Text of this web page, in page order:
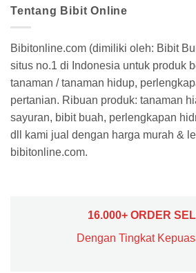
Tentang Bibit Online
Bibitonline.com (dimiliki oleh: Bibit
situs no.1 di Indonesia untuk produk
tanaman / tanaman hidup,
pertanian. Ribuan produk: tanaman
sayuran, bibit buah, perlengkapan
dll kami jual dengan harga murah &
bibitonline.com.
16.000+ ORDER
Dengan Tingkat